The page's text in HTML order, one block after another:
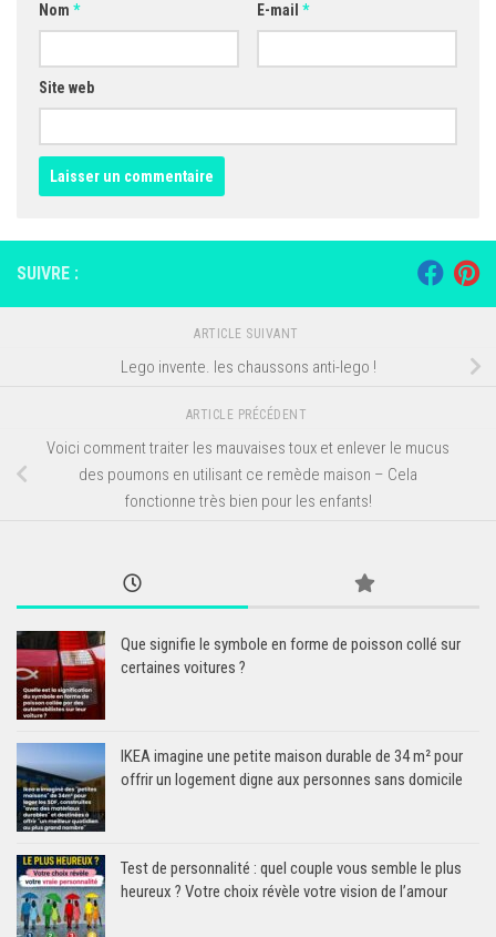
Nom * E-mail *
Site web
SUIVRE :
ARTICLE SUIVANT
Lego invente. les chaussons anti-lego !
ARTICLE PRÉCÉDENT
Voici comment traiter les mauvaises toux et enlever le mucus
des poumons en utilisant ce remède maison – Cela
fonctionne très bien pour les enfants!
Que signifie le symbole en forme de poisson collé sur
certaines voitures ?
IKEA imagine une petite maison durable de 34 m² pour
offrir un logement digne aux personnes sans domicile
Test de personnalité : quel couple vous semble le plus
heureux ? Votre choix révèle votre vision de l’amour